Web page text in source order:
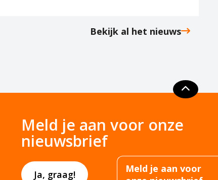
Bekijk al het nieuws
Meld je aan voor onze
nieuwsbrief
Ja, graag!
Meld je aan voor